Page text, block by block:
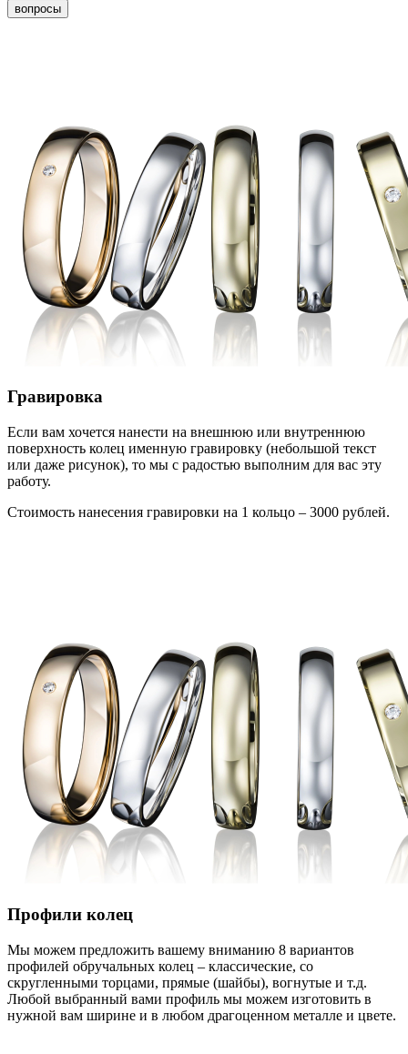
вопросы
Гравировка
Если вам хочется нанести на внешнюю или внутреннюю
поверхность колец именную гравировку (небольшой текст
или даже рисунок), то мы с радостью выполним для вас эту
работу.
Стоимость нанесения гравировки на 1 кольцо – 3000 рублей.
Профили колец
Мы можем предложить вашему вниманию 8 вариантов
профилей обручальных колец – классические, со
скругленными торцами, прямые (шайбы), вогнутые и т.д.
Любой выбранный вами профиль мы можем изготовить в
нужной вам ширине и в любом драгоценном металле и цвете.